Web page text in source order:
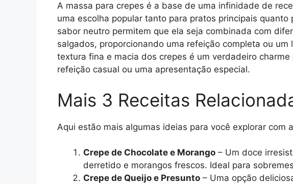
A massa para crepes é a base de uma infinidade de
uma escolha popular tanto para pratos principais quanto
sabor neutro permitem que ela seja combinada com
salgados, proporcionando uma refeição completa ou
textura fina e macia dos crepes é um verdadeiro
refeição casual ou uma apresentação especial.
Mais 3 Receitas
Aqui estão mais algumas ideias para você explorar com
Crepe de Chocolate e Morango – Um doce
derretido e morangos frescos. Ideal para
Crepe de Queijo e Presunto – Uma opção